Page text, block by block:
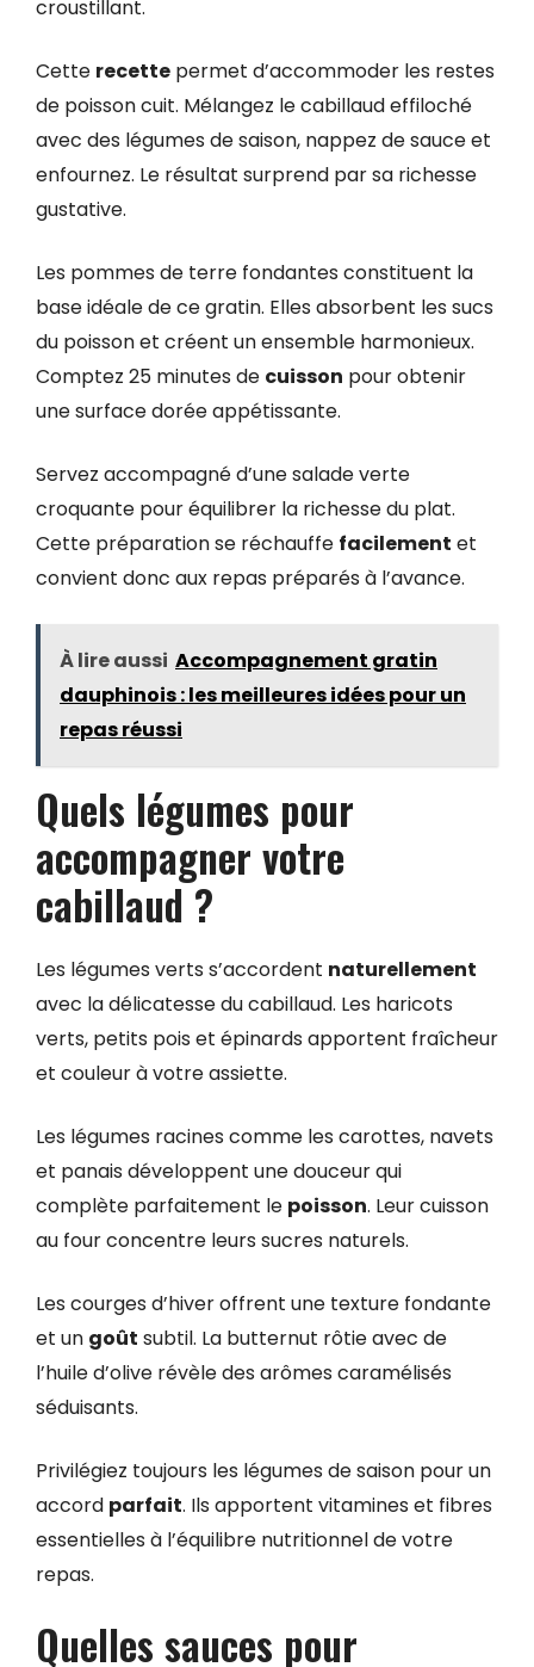
croustillant.
Cette recette permet d’accommoder les restes
de poisson cuit. Mélangez le cabillaud effiloché
avec des légumes de saison, nappez de sauce et
enfournez. Le résultat surprend par sa richesse
gustative.
Les pommes de terre fondantes constituent la
base idéale de ce gratin. Elles absorbent les sucs
du poisson et créent un ensemble harmonieux.
Comptez 25 minutes de cuisson pour obtenir
une surface dorée appétissante.
Servez accompagné d’une salade verte
croquante pour équilibrer la richesse du plat.
Cette préparation se réchauffe facilement et
convient donc aux repas préparés à l’avance.
À lire aussi Accompagnement gratin
dauphinois : les meilleures idées pour un
repas réussi
Quels légumes pour
accompagner votre
cabillaud ?
Les légumes verts s’accordent naturellement
avec la délicatesse du cabillaud. Les haricots
verts, petits pois et épinards apportent fraîcheur
et couleur à votre assiette.
Les légumes racines comme les carottes, navets
et panais développent une douceur qui
complète parfaitement le poisson. Leur cuisson
au four concentre leurs sucres naturels.
Les courges d’hiver offrent une texture fondante
et un goût subtil. La butternut rôtie avec de
l’huile d’olive révèle des arômes caramélisés
séduisants.
Privilégiez toujours les légumes de saison pour un
accord parfait. Ils apportent vitamines et fibres
essentielles à l’équilibre nutritionnel de votre
repas.
Quelles sauces pour